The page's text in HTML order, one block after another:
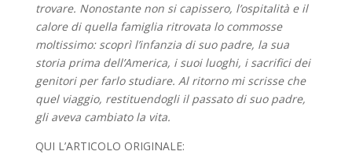
trovare. Nonostante non si capissero, l’ospitalità e il
calore di quella famiglia ritrovata lo commosse
moltissimo: scoprì l’infanzia di suo padre, la sua
storia prima dell’America, i suoi luoghi, i sacrifici dei
genitori per farlo studiare. Al ritorno mi scrisse che
quel viaggio, restituendogli il passato di suo padre,
gli aveva cambiato la vita.
QUI L’ARTICOLO ORIGINALE: